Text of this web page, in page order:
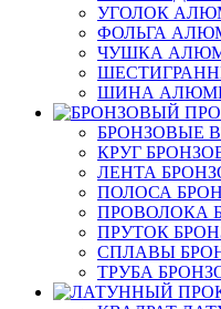
УГОЛОК
ФОЛЬГА
ЧУШКА
ШИНА
БРОНЗОВЫЕ
КРУГ
ЛЕНТА
ПОЛОСА
ПРОВОЛОКА
ПРУТОК
СПЛАВЫ
ТРУБА